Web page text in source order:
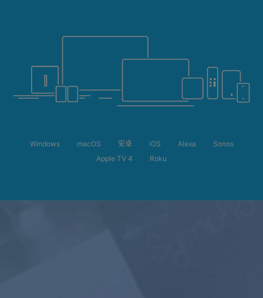
Windows macOS 安卓 iOS Alexa
Sonos
Apple TV 4
Roku